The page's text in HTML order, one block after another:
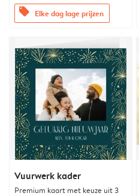
offers Elke dag lage prijzen
Vuurwerk kader
Premium kaart met keuze uit 3